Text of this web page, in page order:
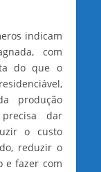
indicam
com
do que o
produção
dar
o custo
reduzir o
e fazer com